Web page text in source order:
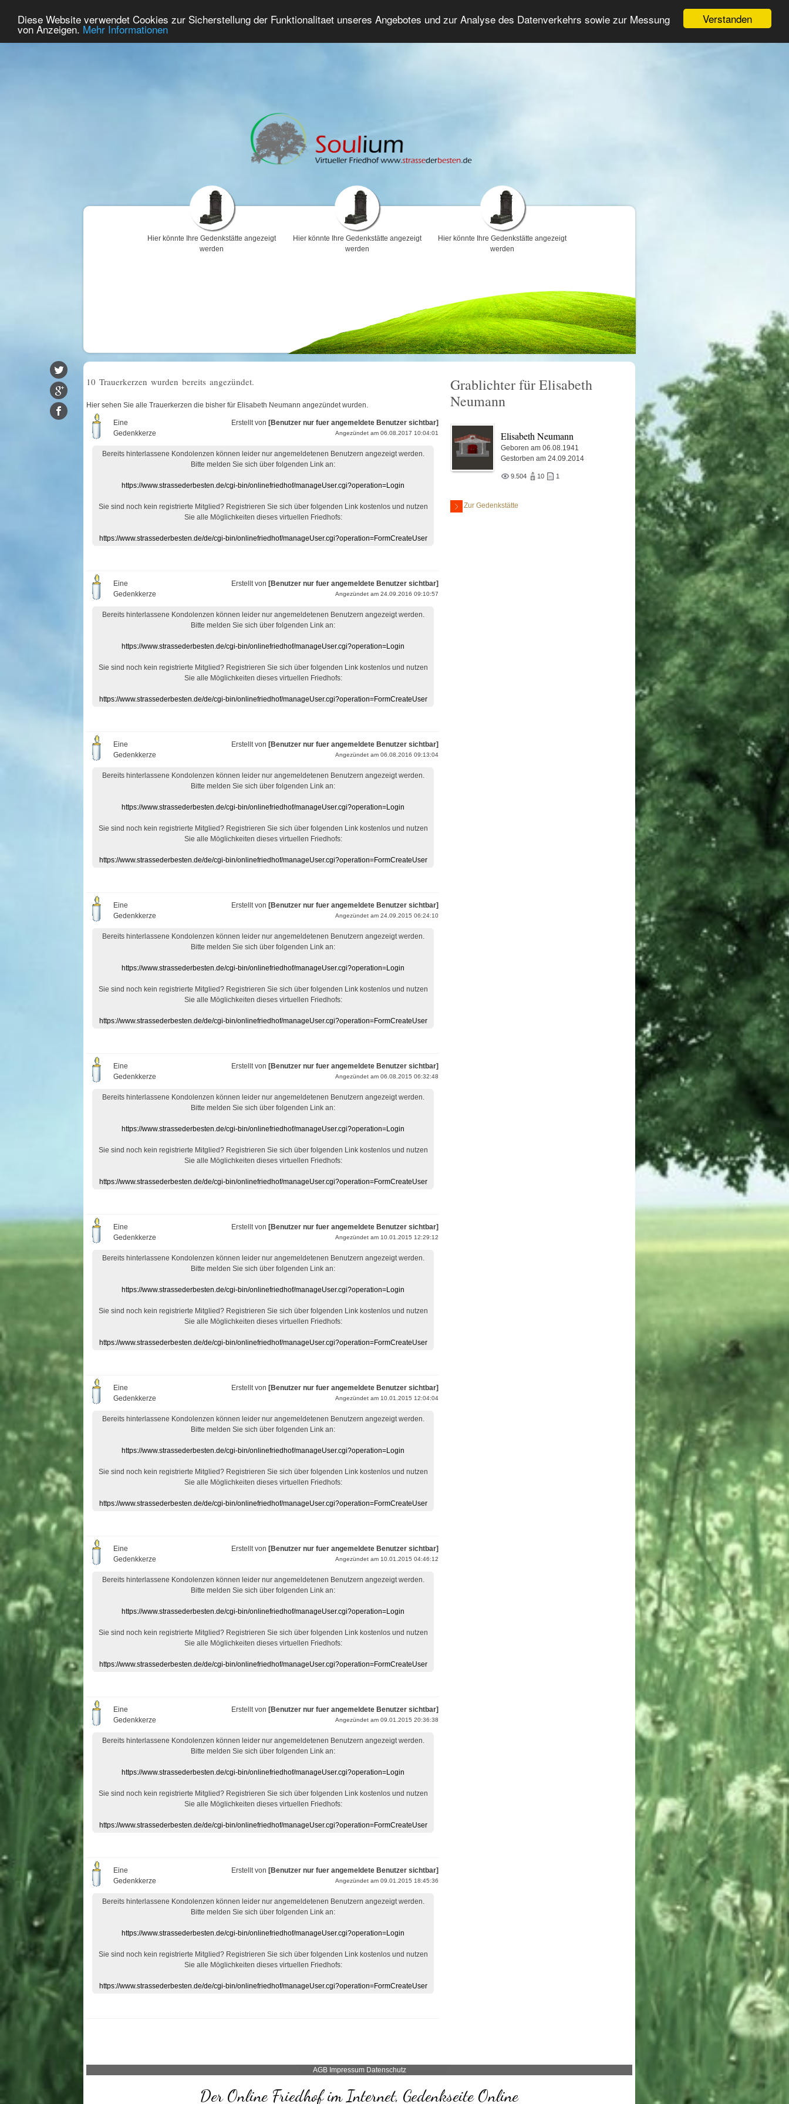
Verstanden
Diese Website verwendet Cookies zur Sicherstellung der Funktionalitaet unseres Angebotes und zur Analyse des Datenverkehrs sowie zur Messung
von Anzeigen. Mehr Informationen
Home Premium Gedenken Trauerforum Erweiterte Suche Anmelden
Hier könnte Ihre Gedenkstätte angezeigt
werden
Hier könnte Ihre Gedenkstätte angezeigt
werden
Hier könnte Ihre Gedenkstätte angezeigt
werden
10 Trauerkerzen wurden bereits angezündet.
Hier sehen Sie alle Trauerkerzen die bisher für Elisabeth Neumann angezündet wurden.
Eine
Gedenkkerze
Erstellt von [Benutzer nur fuer angemeldete Benutzer sichtbar]
Angezündet am 06.08.2017 10:04:01
Bereits hinterlassene Kondolenzen können leider nur angemeldetenen Benutzern angezeigt werden.
Bitte melden Sie sich über folgenden Link an:
https://www.strassederbesten.de/cgi-bin/onlinefriedhof/manageUser.cgi?operation=Login
Sie sind noch kein registrierte Mitglied? Registrieren Sie sich über folgenden Link kostenlos und nutzen
Sie alle Möglichkeiten dieses virtuellen Friedhofs:
https://www.strassederbesten.de/de/cgi-bin/onlinefriedhof/manageUser.cgi?operation=FormCreateUser
Eine
Gedenkkerze
Erstellt von [Benutzer nur fuer angemeldete Benutzer sichtbar]
Angezündet am 24.09.2016 09:10:57
Bereits hinterlassene Kondolenzen können leider nur angemeldetenen Benutzern angezeigt werden.
Bitte melden Sie sich über folgenden Link an:
https://www.strassederbesten.de/cgi-bin/onlinefriedhof/manageUser.cgi?operation=Login
Sie sind noch kein registrierte Mitglied? Registrieren Sie sich über folgenden Link kostenlos und nutzen
Sie alle Möglichkeiten dieses virtuellen Friedhofs:
https://www.strassederbesten.de/de/cgi-bin/onlinefriedhof/manageUser.cgi?operation=FormCreateUser
Eine
Gedenkkerze
Erstellt von [Benutzer nur fuer angemeldete Benutzer sichtbar]
Angezündet am 06.08.2016 09:13:04
Bereits hinterlassene Kondolenzen können leider nur angemeldetenen Benutzern angezeigt werden.
Bitte melden Sie sich über folgenden Link an:
https://www.strassederbesten.de/cgi-bin/onlinefriedhof/manageUser.cgi?operation=Login
Sie sind noch kein registrierte Mitglied? Registrieren Sie sich über folgenden Link kostenlos und nutzen
Sie alle Möglichkeiten dieses virtuellen Friedhofs:
https://www.strassederbesten.de/de/cgi-bin/onlinefriedhof/manageUser.cgi?operation=FormCreateUser
Eine
Gedenkkerze
Erstellt von [Benutzer nur fuer angemeldete Benutzer sichtbar]
Angezündet am 24.09.2015 06:24:10
Bereits hinterlassene Kondolenzen können leider nur angemeldetenen Benutzern angezeigt werden.
Bitte melden Sie sich über folgenden Link an:
https://www.strassederbesten.de/cgi-bin/onlinefriedhof/manageUser.cgi?operation=Login
Sie sind noch kein registrierte Mitglied? Registrieren Sie sich über folgenden Link kostenlos und nutzen
Sie alle Möglichkeiten dieses virtuellen Friedhofs:
https://www.strassederbesten.de/de/cgi-bin/onlinefriedhof/manageUser.cgi?operation=FormCreateUser
Eine
Gedenkkerze
Erstellt von [Benutzer nur fuer angemeldete Benutzer sichtbar]
Angezündet am 06.08.2015 06:32:48
Bereits hinterlassene Kondolenzen können leider nur angemeldetenen Benutzern angezeigt werden.
Bitte melden Sie sich über folgenden Link an:
https://www.strassederbesten.de/cgi-bin/onlinefriedhof/manageUser.cgi?operation=Login
Sie sind noch kein registrierte Mitglied? Registrieren Sie sich über folgenden Link kostenlos und nutzen
Sie alle Möglichkeiten dieses virtuellen Friedhofs:
https://www.strassederbesten.de/de/cgi-bin/onlinefriedhof/manageUser.cgi?operation=FormCreateUser
Eine
Gedenkkerze
Erstellt von [Benutzer nur fuer angemeldete Benutzer sichtbar]
Angezündet am 10.01.2015 12:29:12
Bereits hinterlassene Kondolenzen können leider nur angemeldetenen Benutzern angezeigt werden.
Bitte melden Sie sich über folgenden Link an:
https://www.strassederbesten.de/cgi-bin/onlinefriedhof/manageUser.cgi?operation=Login
Sie sind noch kein registrierte Mitglied? Registrieren Sie sich über folgenden Link kostenlos und nutzen
Sie alle Möglichkeiten dieses virtuellen Friedhofs:
https://www.strassederbesten.de/de/cgi-bin/onlinefriedhof/manageUser.cgi?operation=FormCreateUser
Eine
Gedenkkerze
Erstellt von [Benutzer nur fuer angemeldete Benutzer sichtbar]
Angezündet am 10.01.2015 12:04:04
Bereits hinterlassene Kondolenzen können leider nur angemeldetenen Benutzern angezeigt werden.
Bitte melden Sie sich über folgenden Link an:
https://www.strassederbesten.de/cgi-bin/onlinefriedhof/manageUser.cgi?operation=Login
Sie sind noch kein registrierte Mitglied? Registrieren Sie sich über folgenden Link kostenlos und nutzen
Sie alle Möglichkeiten dieses virtuellen Friedhofs:
https://www.strassederbesten.de/de/cgi-bin/onlinefriedhof/manageUser.cgi?operation=FormCreateUser
Eine
Gedenkkerze
Erstellt von [Benutzer nur fuer angemeldete Benutzer sichtbar]
Angezündet am 10.01.2015 04:46:12
Bereits hinterlassene Kondolenzen können leider nur angemeldetenen Benutzern angezeigt werden.
Bitte melden Sie sich über folgenden Link an:
https://www.strassederbesten.de/cgi-bin/onlinefriedhof/manageUser.cgi?operation=Login
Sie sind noch kein registrierte Mitglied? Registrieren Sie sich über folgenden Link kostenlos und nutzen
Sie alle Möglichkeiten dieses virtuellen Friedhofs:
https://www.strassederbesten.de/de/cgi-bin/onlinefriedhof/manageUser.cgi?operation=FormCreateUser
Eine
Gedenkkerze
Erstellt von [Benutzer nur fuer angemeldete Benutzer sichtbar]
Angezündet am 09.01.2015 20:36:38
Bereits hinterlassene Kondolenzen können leider nur angemeldetenen Benutzern angezeigt werden.
Bitte melden Sie sich über folgenden Link an:
https://www.strassederbesten.de/cgi-bin/onlinefriedhof/manageUser.cgi?operation=Login
Sie sind noch kein registrierte Mitglied? Registrieren Sie sich über folgenden Link kostenlos und nutzen
Sie alle Möglichkeiten dieses virtuellen Friedhofs:
https://www.strassederbesten.de/de/cgi-bin/onlinefriedhof/manageUser.cgi?operation=FormCreateUser
Eine
Gedenkkerze
Erstellt von [Benutzer nur fuer angemeldete Benutzer sichtbar]
Angezündet am 09.01.2015 18:45:36
Bereits hinterlassene Kondolenzen können leider nur angemeldetenen Benutzern angezeigt werden.
Bitte melden Sie sich über folgenden Link an:
https://www.strassederbesten.de/cgi-bin/onlinefriedhof/manageUser.cgi?operation=Login
Sie sind noch kein registrierte Mitglied? Registrieren Sie sich über folgenden Link kostenlos und nutzen
Sie alle Möglichkeiten dieses virtuellen Friedhofs:
https://www.strassederbesten.de/de/cgi-bin/onlinefriedhof/manageUser.cgi?operation=FormCreateUser
Grablichter für Elisabeth
Neumann
Elisabeth Neumann
Geboren am 06.08.1941
Gestorben am 24.09.2014
9.504 10 1
Zur Gedenkstätte
AGB Impressum Datenschutz
Der Online Friedhof im Internet, Gedenkseite Online